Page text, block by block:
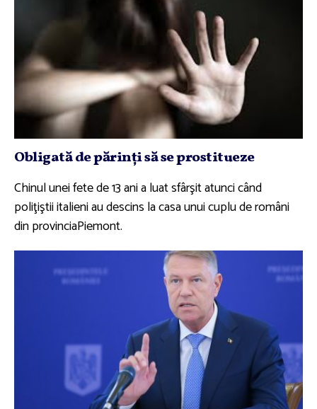
Obligată de părinţi să se prostitueze
Chinul unei fete de 13 ani a luat sfârşit atunci când
poliţiştii italieni au descins la casa unui cuplu de români
din provinciaPiemont.